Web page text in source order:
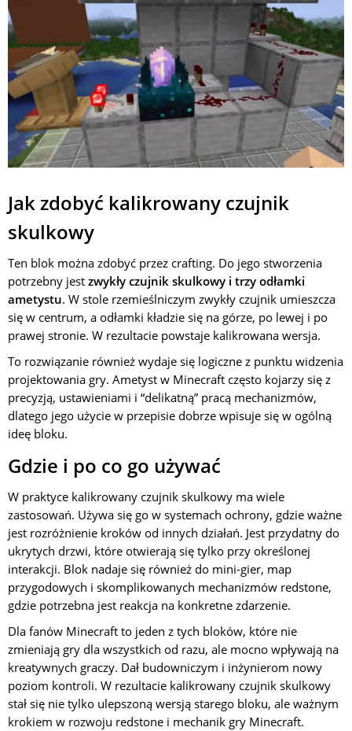
Jak zdobyć kalikrowany czujnik
skulkowy
Ten blok można zdobyć przez crafting. Do jego stworzenia
potrzebny jest zwykły czujnik skulkowy i trzy odłamki
ametystu. W stole rzemieślniczym zwykły czujnik umieszcza
się w centrum, a odłamki kładzie się na górze, po lewej i po
prawej stronie. W rezultacie powstaje kalikrowana wersja.
To rozwiązanie również wydaje się logiczne z punktu widzenia
projektowania gry. Ametyst w Minecraft często kojarzy się z
precyzją, ustawieniami i “delikatną” pracą mechanizmów,
dlatego jego użycie w przepisie dobrze wpisuje się w ogólną
ideę bloku.
Gdzie i po co go używać
W praktyce kalikrowany czujnik skulkowy ma wiele
zastosowań. Używa się go w systemach ochrony, gdzie ważne
jest rozróżnienie kroków od innych działań. Jest przydatny do
ukrytych drzwi, które otwierają się tylko przy określonej
interakcji. Blok nadaje się również do mini-gier, map
przygodowych i skomplikowanych mechanizmów redstone,
gdzie potrzebna jest reakcja na konkretne zdarzenie.
Dla fanów Minecraft to jeden z tych bloków, które nie
zmieniają gry dla wszystkich od razu, ale mocno wpływają na
kreatywnych graczy. Dał budowniczym i inżynierom nowy
poziom kontroli. W rezultacie kalikrowany czujnik skulkowy
stał się nie tylko ulepszoną wersją starego bloku, ale ważnym
krokiem w rozwoju redstone i mechanik gry Minecraft.